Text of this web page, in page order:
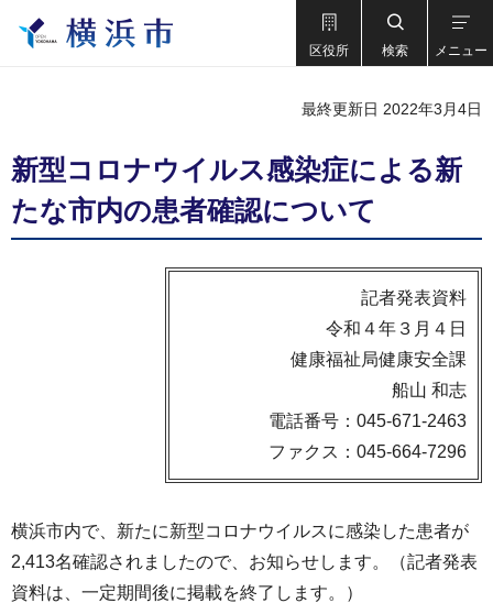
区役所 検索 メニュー
最終更新日 2022年3月4日
新型コロナウイルス感染症による新
たな市内の患者確認について
記者発表資料
令和４年３月４日
健康福祉局健康安全課
船山 和志
電話番号：045-671-2463
ファクス：045-664-7296
横浜市内で、新たに新型コロナウイルスに感染した患者が
2,413名確認されましたので、お知らせします。（記者発表
資料は、一定期間後に掲載を終了します。）